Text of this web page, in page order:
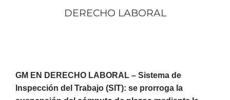
DERECHO LABORAL
GM EN DERECHO LABORAL – Sistema de
Inspección del Trabajo (SIT): se prorroga la